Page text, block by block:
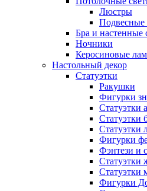
Люстры
Подвесные
Бра и настенные
Ночники
Керосиновые
Настольный декор
Статуэтки
Ракушки
Фигурки
Статуэтки
Статуэтки
Статуэтки
Фигурки
Фэнтези и
Статуэтки
Статуэтки
Фигурки